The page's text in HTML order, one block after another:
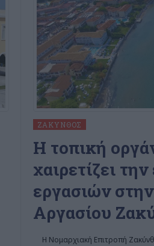
ΖΆΚΥΝΘΟΣ
Η τοπική
χαιρετίζει
εργασιών
Αργασίου
Η Νομαρχιακή Επιτροπή